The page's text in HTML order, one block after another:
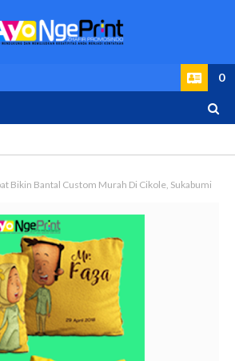
0
Bikin Bantal Custom Murah Di Cikole, Sukabumi